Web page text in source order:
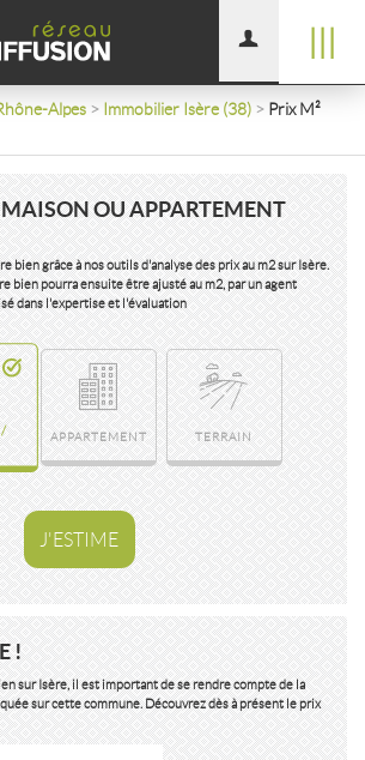
Alpes > Immobilier Isère (38) > Prix M²
OU APPARTEMENT
bien grâce à nos outils d'analyse des prix au m2 sur Isère.
bien pourra ensuite être ajusté au m2, par un agent
dans l'expertise et l'évaluation
/
APPARTEMENT TERRAIN
J'ESTIME
!
sur Isère, il est important de se rendre compte de la
sur cette commune. Découvrez dès à présent le prix